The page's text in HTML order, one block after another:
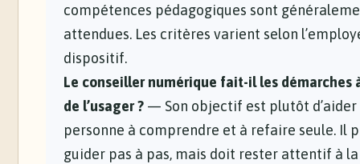
compétences pédagogiques sont
attendues. Les critères varient selon
dispositif.
Le conseiller numérique fait-il les démarches
de l’usager ? — Son objectif est plutôt d’aider
personne à comprendre et à refaire seule. Il
guider pas à pas, mais doit rester attentif à la